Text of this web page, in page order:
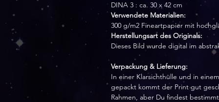
DINA 3 : ca. 30 x 42 cm
Verwendete Materialien:
300 g/m2 Fineartpapier mit
Herstellungsart des Originals:
Dieses Bild wurde digital im
Verpackung & Lieferung:
In einer Klarsichthülle und in
gepackt kommt der Print gut
Rahmen, aber Du findest